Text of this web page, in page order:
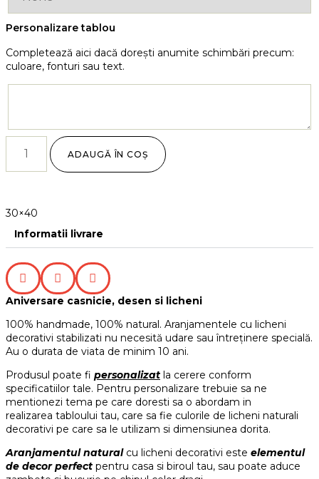
Personalizare tablou
Completează aici dacă dorești anumite schimbări precum:
culoare, fonturi sau text.
ADAUGĂ ÎN COȘ
30×40
Informatii livrare
Aniversare casnicie, desen si licheni
100% handmade, 100% natural. Aranjamentele cu licheni
decorativi stabilizati nu necesită udare sau întreținere specială.
Au o durata de viata de minim 10 ani.
Produsul poate fi personalizat la cerere conform
specificatiilor tale. Pentru personalizare trebuie sa ne
mentionezi tema pe care doresti sa o abordam in
realizarea tabloului tau, care sa fie culorile de licheni naturali
decorativi pe care sa le utilizam si dimensiunea dorita.
Aranjamentul natural cu licheni decorativi este elementul
de decor perfect pentru casa si biroul tau, sau poate aduce